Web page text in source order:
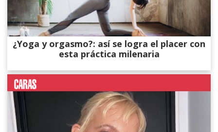
¿Yoga y orgasmo?: así se logra el placer con
esta práctica milenaria